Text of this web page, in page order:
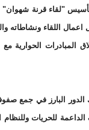
في تأسيس "لقاء قرنة
لحود في كل اعمال اللقاء
المبادرات
لحود كذلك الدور
للحريات وللنظام